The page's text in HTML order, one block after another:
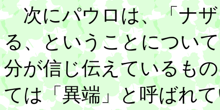
次にパウロは、「ナザ
る、ということについ
分が信じ伝えているも
ては「異端」と呼ばれ